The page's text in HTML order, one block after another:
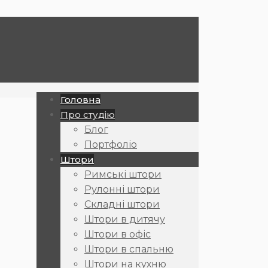
Головна
Про студію
Блог
Портфоліо
Штори
Римські штори
Рулонні штори
Складні штори
Штори в дитячу
Штори в офіс
Штори в спальню
Штори на кухню